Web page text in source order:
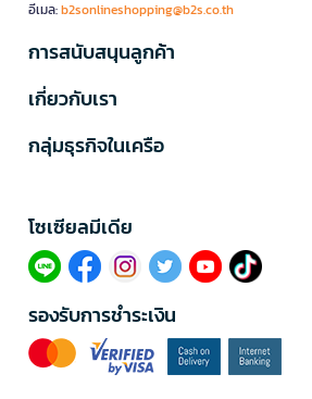
อีเมล:b2sonlineshopping@b2s.co.th
การสนับสนุนลูกค้า
เกี่ยวกับเรา
กลุ่มธุรกิจในเครือ
โซเซียลมีเดีย​
รองรับการชำระเงิน